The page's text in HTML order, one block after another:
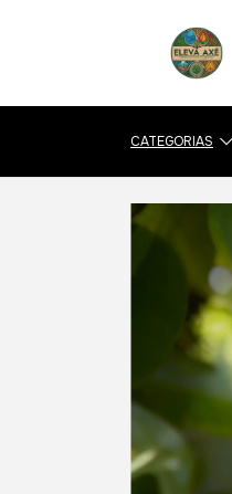
CATEGORIAS